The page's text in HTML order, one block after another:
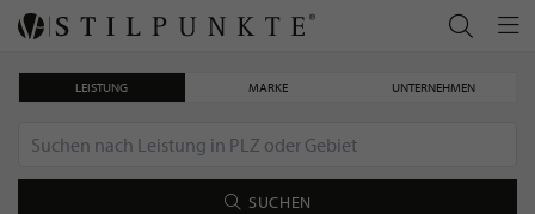
LEISTUNG MARKE UNTERNEHMEN
SUCHEN